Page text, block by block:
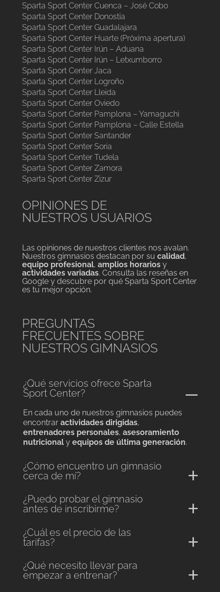
Sparta Sport Center Cuenca – José Cobo
Sparta Sport Center Donostia
Sparta Sport Center Guadalajara
Sparta Sport Center Huarte (Próxima apertura)
Sparta Sport Center Irún – Aduana
Sparta Sport Center Irún – Letxumborro
Sparta Sport Center Jaca
Sparta Sport Center Logroño
Sparta Sport Center Lleida
Sparta Sport Center Oviedo
Sparta Sport Center Pamplona – Yamaguchi
Sparta Sport Center Pamplona – Calle Estella
Sparta Sport Center Santander
Sparta Sport Center Soria
Sparta Sport Center Tudela
Sparta Sport Center Zamora
Sparta Sport Center Zizur
OPINIONES DE
NUESTROS USUARIOS
Las opiniones de nuestros clientes nos avalan.
Nuestros gimnasios destacan por su calidad,
equipo profesional, amplios horarios y
actividades variadas. Consulta las reseñas en
Google y descubre por qué Sparta Sport Center
es tu mejor opción.
PREGUNTAS
FRECUENTES SOBRE
NUESTROS GIMNASIOS
¿Qué servicios ofrece Sparta
Sport Center?
En cada uno de nuestros gimnasios puedes
encontrar actividades dirigidas,
entrenadores personales, asesoramiento
nutricionaly equipos de última generación.
¿Cómo encuentro un gimnasio
cerca de mí?
¿Puedo probar el gimnasio
antes de inscribirme?
¿Cuál es el precio de las
tarifas?
¿Qué necesito llevar para
empezar a entrenar?